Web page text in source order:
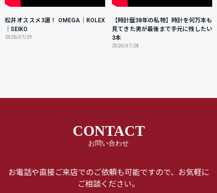
松井オススメ3選！ OMEGA｜ROLEX
｜SEIKO
2026/07/29
【時計歴38年の私物】時計を何万本も
見てきた男が最後まで手元に残したい
3本
2026/07/28
CONTACT
お問い合わせ
お電話や直接ご来店でのご依頼も可能ですので、お気軽に
ご相談ください。